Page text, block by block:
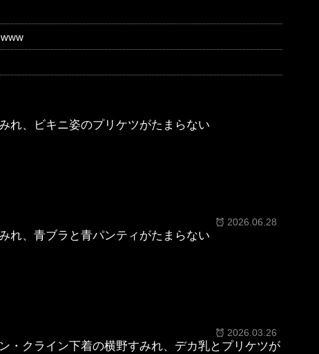
れ、ビキニ姿のプリケツがたまらない
2026.06.28
れ、青ブラと青パンティがたまらない
2026.03.26
・クライン下着の横野すみれ、デカ乳とプリケツが